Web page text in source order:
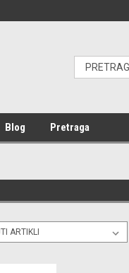
Blog Pretraga